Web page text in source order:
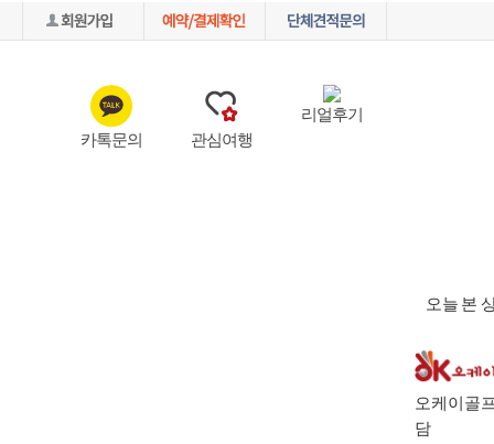
카톡문의 관심여행
리얼후기
오늘 본
오케이골
담